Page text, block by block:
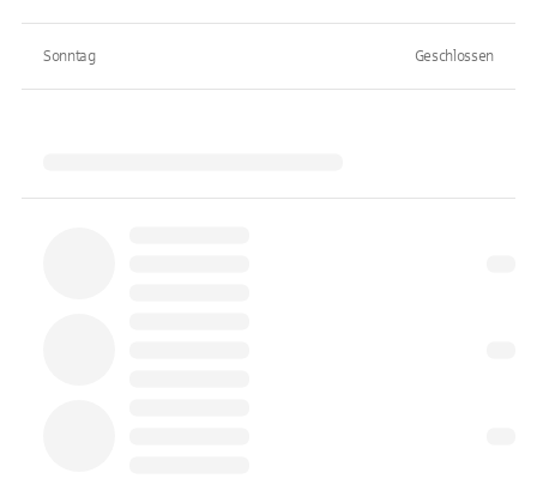
Sonntag Geschlossen